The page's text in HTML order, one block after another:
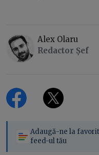
Alex Olaru
Redactor Șef
Adaugă-ne la
feed-ul tău